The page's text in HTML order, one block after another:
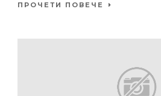
ПРОЧЕТИ ПОВЕЧЕ